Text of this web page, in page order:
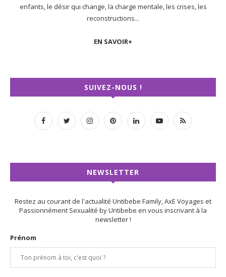
enfants, le désir qui change, la charge mentale, les crises, les
reconstructions...
EN SAVOIR+
SUIVEZ-NOUS !
NEWSLETTER
Restez au courant de l'actualité Untibebe Family, AxE Voyages et
Passionnément Sexualité by Untibebe en vous inscrivant à la
newsletter !
Prénom